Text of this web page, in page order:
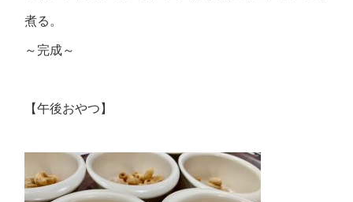
煮る。
～完成～
【午後おやつ】